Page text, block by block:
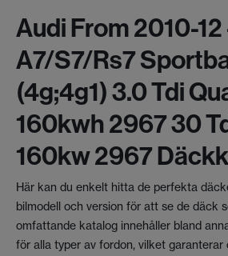
Audi From 2010-12
A7/s7/rs7
(4g;4g1) 3.0 Tdi
160kwh 2967 30
160kw 2967
Här kan du enkelt hitta de perfekta
bilmodell och version för att se de däck
omfattande katalog innehåller bland
för alla typer av fordon, vilket garanterar